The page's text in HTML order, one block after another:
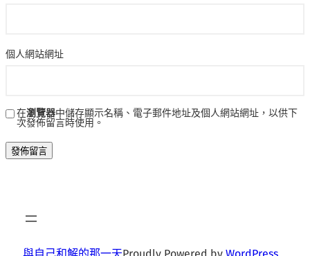
個人網站網址
在瀏覽器中儲存顯示名稱、電子郵件地址及個人網站網址，以供下
次發佈留言時使用。